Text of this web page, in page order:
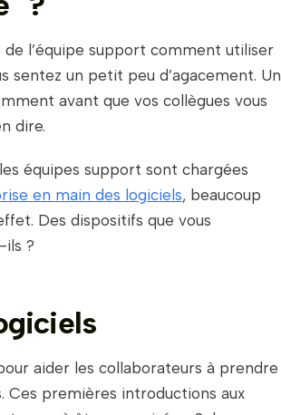
l’équipe support comment utiliser
sentez un petit peu d’agacement. Un
avant que vos collègues vous
dire.
équipes support sont chargées
en main des logiciels, beaucoup
Des dispositifs que vous
ils ?
aider les collaborateurs à prendre
Ces premières introductions aux